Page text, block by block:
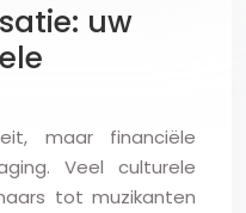
uw
maar financiële
Veel culturele
tot muzikanten